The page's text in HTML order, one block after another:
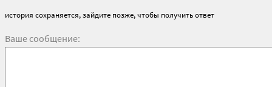
история сохраняется, зайдите позже, чтобы получить ответ
Ваше сообщение: